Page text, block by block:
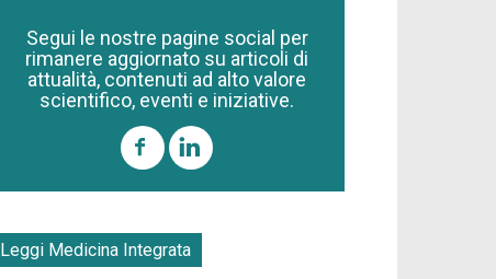
Segui le nostre pagine social per
rimanere aggiornato su articoli di
attualità, contenuti ad alto valore
scientifico, eventi e iniziative.
Leggi Medicina Integrata